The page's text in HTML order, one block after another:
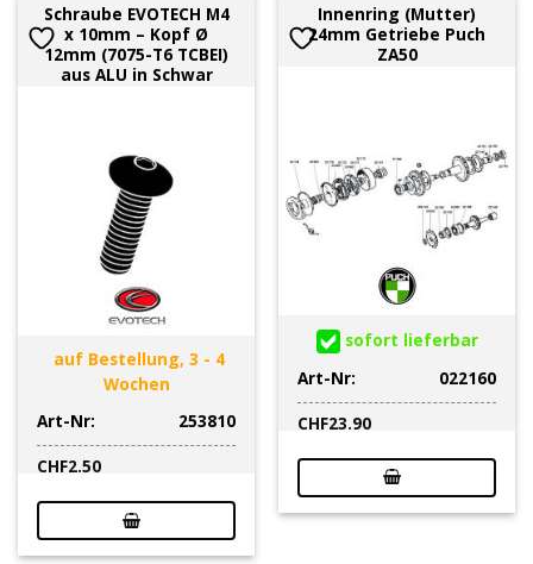
Schraube EVOTECH M4
x 10mm – Kopf Ø
12mm (7075-T6 TCBEI)
aus ALU in Schwar
auf Bestellung, 3 - 4
Wochen
Art-Nr:
253810
CHF2.50
Innenring (Mutter)
24mm Getriebe Puch
ZA50
sofort lieferbar
Art-Nr:
022160
CHF23.90